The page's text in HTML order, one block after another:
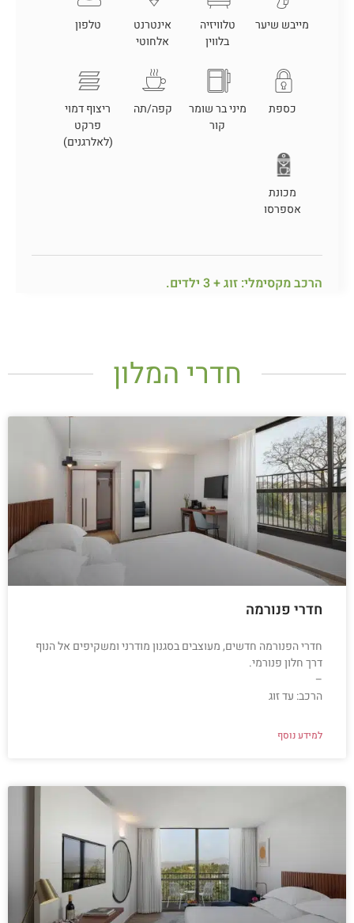
מייבש שיער
טלוויזיה
בלווין
אינטרנט
אלחוטי
טלפון
כספת
מיני בר שומר
קור
קפה/תה
ריצוף דמוי
פרקט
(לאלרגנים)
מכונת
אספרסו
הרכב מקסימלי: זוג + 3 ילדים.
חדרי המלון
חדרי פנורמה
חדרי הפנורמה חדשים, מעוצבים בסגנון מודרני ומשקיפים אל הנוף
דרך חלון פנורמי.
–
הרכב: עד זוג
למידע נוסף